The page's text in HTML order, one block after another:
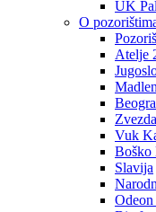
UK
O
Atelje
Vuk
Boško
Slavija
Odeon